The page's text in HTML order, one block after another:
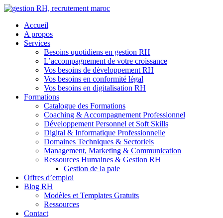
Aller
contenuAccueil
A propos
Services
Besoins quotidiens en gestion RH
L’accompagnement de votre croissance
Vos besoins de développement RH
Vos besoins en conformité légal
Vos besoins en digitalisation RH
Formations
Catalogue des Formations
Coaching & Accompagnement Professionnel
Développement Personnel et Soft Skills
Digital & Informatique Professionnelle
Domaines Techniques & Sectoriels
Management, Marketing & Communication
Ressources Humaines & Gestion RH
Gestion de la paie
Offres d’emploi
Blog RH
Modèles et Templates Gratuits
Ressources
Contact